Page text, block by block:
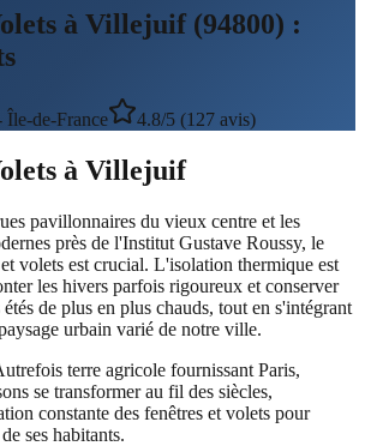
à Villejuif (94800) :
Île-de-France 4.8/5 (127 avis)
à Villejuif
pavillonnaires du vieux centre et les
près de l'Institut Gustave Roussy, le
volets est crucial. L'isolation thermique est
les hivers parfois rigoureux et conserver
de plus en plus chauds, tout en s'intégrant
urbain varié de notre ville.
terre agricole fournissant Paris,
se transformer au fil des siècles,
constante des fenêtres et volets pour
ses habitants.